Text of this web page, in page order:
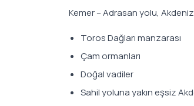
Kemer – Adrasan yolu,
Toros Dağları manzarası
Çam ormanları
Doğal vadiler
Sahil yoluna yakın eşsiz